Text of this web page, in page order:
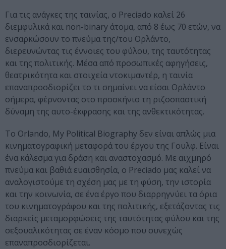
Για τις ανάγκες της ταινίας, ο Preciado καλεί 26
διεμφυλικά και non-binary άτομα, από 8 έως 70 ετών, να
ενσαρκώσουν το πνεύμα της/του Ορλάντο,
διερευνώντας τις έννοιες του φύλου, της ταυτότητας
και της πολιτικής. Μέσα από προσωπικές αφηγήσεις,
θεατρικότητα και στοιχεία ντοκιμαντέρ, η ταινία
επαναπροσδιορίζει το τι σημαίνει να είσαι Ορλάντο
σήμερα, φέρνοντας στο προσκήνιο τη ριζοσπαστική
δύναμη της αυτο-έκφρασης και της ανθεκτικότητας.
Το Orlando, My Political Biography δεν είναι απλώς μια
κινηματογραφική μεταφορά του έργου της Γουλφ. Είναι
ένα κάλεσμα για δράση και αναστοχασμό. Με αιχμηρό
πνεύμα και βαθιά ευαισθησία, ο Preciado μας καλεί να
αναλογιστούμε τη σχέση μας με τη φύση, την ιστορία
και την κοινωνία, σε ένα έργο που διαρρηγνύει τα όρια
του κινηματογράφου και της πολιτικής, εξετάζοντας τις
διαρκείς μεταμορφώσεις της ταυτότητας φύλου και της
σεξουαλικότητας σε έναν κόσμο που συνεχώς
επαναπροσδιορίζεται.